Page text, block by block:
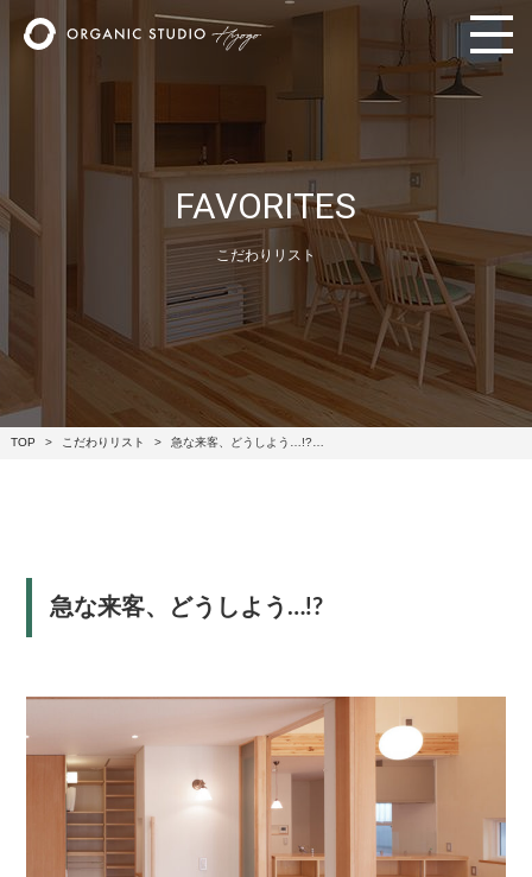
FAVORITES
こだわりリスト
TOP こだわりリスト 急な来客、どうしよう…!?…
急な来客、どうしよう…!?